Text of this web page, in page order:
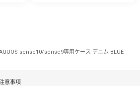
AQUOS sense10/sense9専用ケース デニム BLUE
意事項